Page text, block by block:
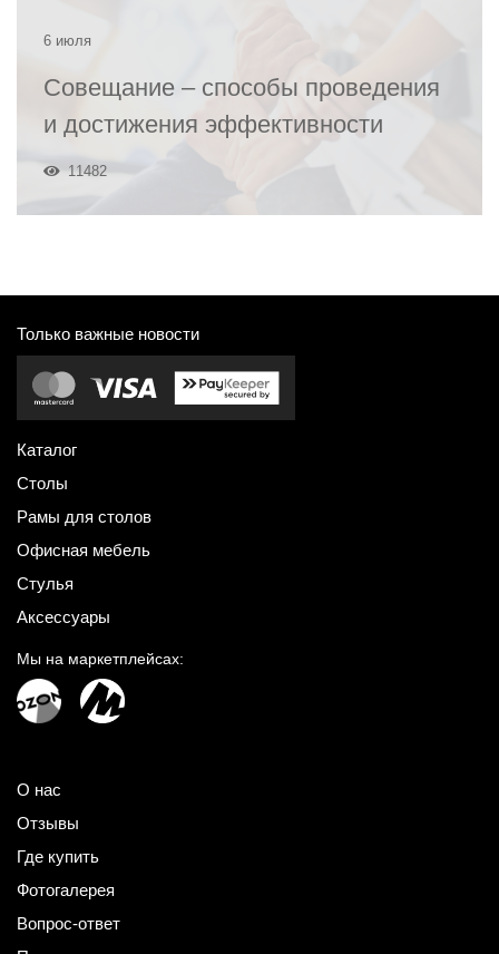
6 июля
Совещание – способы проведения
и достижения эффективности
11482
Только важные новости
Каталог
Столы
Рамы для столов
Офисная мебель
Стулья
Аксессуары
Мы на маркетплейсах:
О нас
Отзывы
Где купить
Фотогалерея
Вопрос-ответ